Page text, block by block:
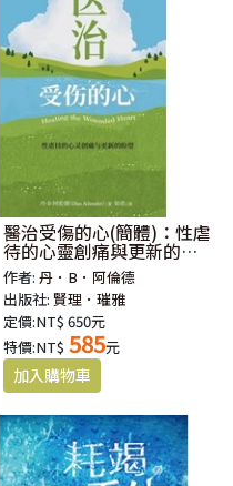
醫治受傷的心(簡體)：性虐
待的心靈創痛與更新的盼
望
作者:丹．B．阿倫德
出版社:賢理．璀雅
定價:NT$ 650元
特價:NT$ 585元